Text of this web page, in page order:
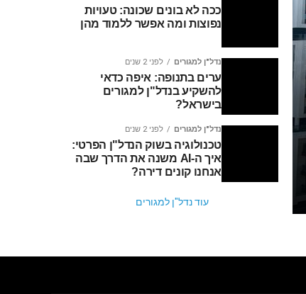
ככה לא בונים שכונה: טעויות
נפוצות ומה אפשר ללמוד מהן
נדל"ן למגורים לפני 2 שנים
ערים בתנופה: איפה כדאי
להשקיע בנדל"ן למגורים
בישראל?
נדל"ן למגורים לפני 2 שנים
טכנולוגיה בשוק הנדל"ן הפרטי:
איך ה-AI משנה את הדרך שבה
אנחנו קונים דירה?
עוד נדל"ן למגורים